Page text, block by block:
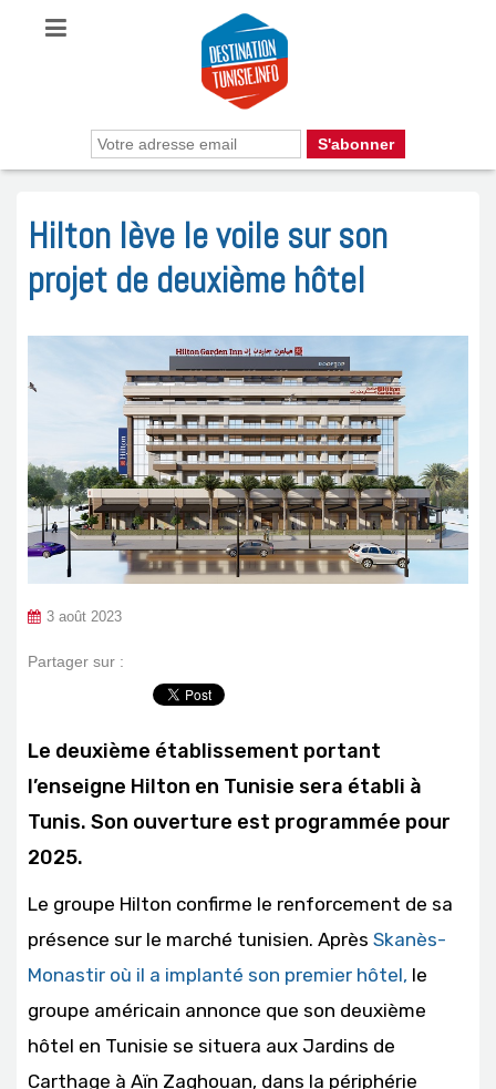
Hilton lève le voile sur son
projet de deuxième hôtel
3 août 2023
Partager sur :
Le deuxième établissement portant
l’enseigne Hilton en Tunisie sera établi à
Tunis. Son ouverture est programmée pour
2025.
Le groupe Hilton confirme le renforcement de sa
présence sur le marché tunisien. Après Skanès-
Monastir où il a implanté son premier hôtel, le
groupe américain annonce que son deuxième
hôtel en Tunisie se situera aux Jardins de
Carthage à Aïn Zaghouan, dans la périphérie